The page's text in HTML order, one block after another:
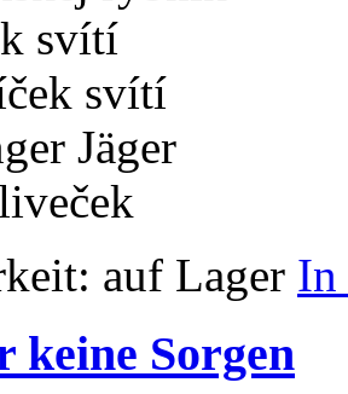
svítí
svítí
Jäger
auf Lager In
keine Sorgen